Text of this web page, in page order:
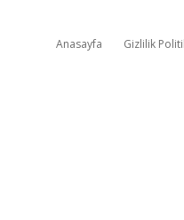
Anasayfa Gizlilik